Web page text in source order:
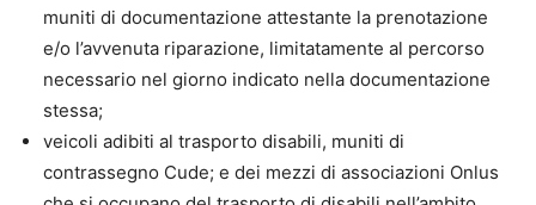
muniti di documentazione attestante la prenotazione
e/o l’avvenuta riparazione, limitatamente al percorso
necessario nel giorno indicato nella documentazione
stessa;
veicoli adibiti al trasporto disabili, muniti di
contrassegno Cude; e dei mezzi di associazioni Onlus